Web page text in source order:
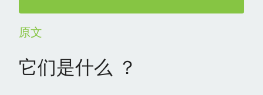
原文
它们是什么 ？